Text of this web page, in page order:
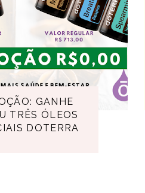
GANHE
TRÊS ÓLEOS
DOTERRA